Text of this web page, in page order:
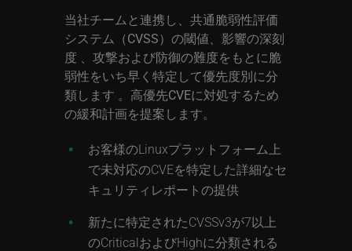
当社チームと連携し、共通脆弱性評価
システム（CVSS）の閾値、影響の深刻
度 、攻撃および防御の難度をもとに脆
弱性をいち早く特定して優先度別に分
類します 。高優先CVEに対処するため
の緩和計画を提案します。
お客様のLinuxプラットフォーム上
で未対応のCVEを特定した詳細なセ
キュリティレポートの提供
新たに特定されたCVSSv3が7以上
のCriticalおよびHighに分類される